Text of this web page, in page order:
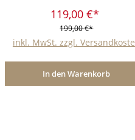
119,00 €*
199,00 €*
inkl. MwSt. zzgl.
In den Warenkorb